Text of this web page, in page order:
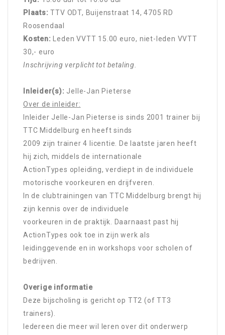
Plaats: TTV ODT, Buijenstraat 14, 4705 RD
Roosendaal
Kosten:
Leden VVTT 15.00 euro, niet-leden VVTT
30,- euro
Inschrijving verplicht tot betaling.
Inleider(s): Jelle-Jan Pieterse
Over de inleider:
Inleider Jelle-Jan Pieterse is sinds 2001 trainer bij
TTC Middelburg en heeft sinds
2009 zijn trainer 4 licentie. De laatste jaren heeft
hij zich, middels de internationale
ActionTypes opleiding, verdiept in de individuele
motorische voorkeuren en drijfveren.
In de clubtrainingen van TTC Middelburg brengt hij
zijn kennis over de individuele
voorkeuren in de praktijk. Daarnaast past hij
ActionTypes ook toe in zijn werk als
leidinggevende en in workshops voor scholen of
bedrijven.
Overige informatie
Deze bijscholing is gericht op TT2 (of TT3
trainers).
Iedereen die meer wil leren over dit onderwerp